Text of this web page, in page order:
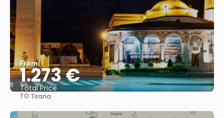
From
1.273 €
Total Price
TO:Tirana